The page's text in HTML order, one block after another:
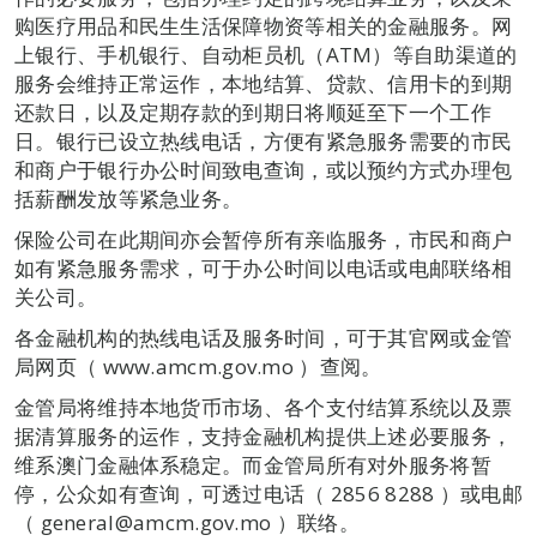
购医疗用品和民生生活保障物资等相关的金融服务。网
上银行、手机银行、自动柜员机（ATM）等自助渠道的
服务会维持正常运作，本地结算、贷款、信用卡的到期
还款日，以及定期存款的到期日将顺延至下一个工作
日。银行已设立热线电话，方便有紧急服务需要的市民
和商户于银行办公时间致电查询，或以预约方式办理包
括薪酬发放等紧急业务。
保险公司在此期间亦会暂停所有亲临服务，市民和商户
如有紧急服务需求，可于办公时间以电话或电邮联络相
关公司。
各金融机构的热线电话及服务时间，可于其官网或金管
局网页（ www.amcm.gov.mo ）查阅。
金管局将维持本地货币市场、各个支付结算系统以及票
据清算服务的运作，支持金融机构提供上述必要服务，
维系澳门金融体系稳定。而金管局所有对外服务将暂
停，公众如有查询，可透过电话（ 2856 8288 ）或电邮
（ general@amcm.gov.mo ）联络。